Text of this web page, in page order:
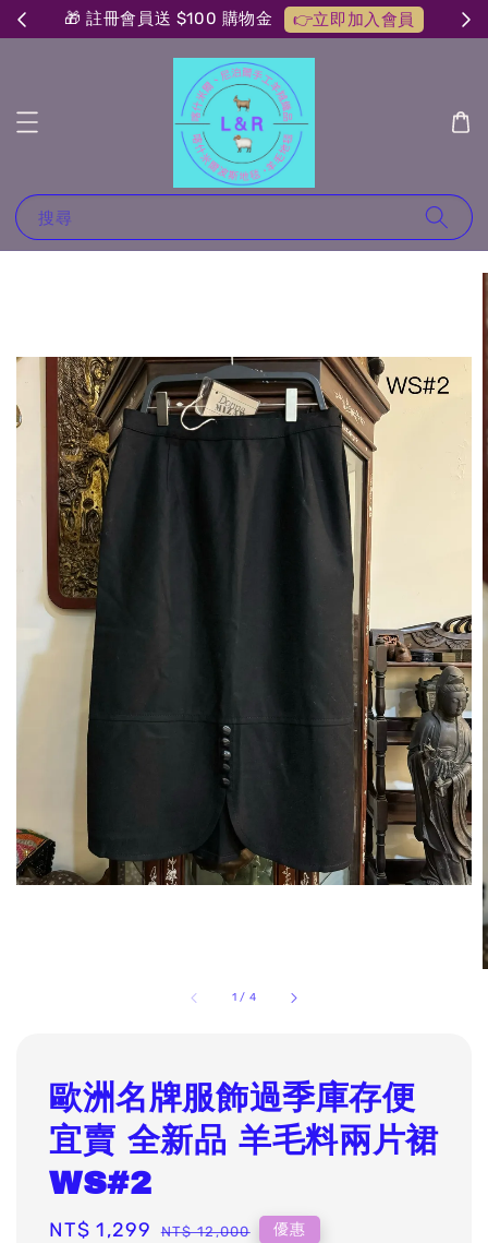
🎁 註冊會員送 $100 購物金 👉立即加入會員
搜尋
1 / 4
歐洲名牌服飾過季庫存便
宜賣 全新品 羊毛料兩片裙
WS#2
Sale
NT$ 1,299 Regular
NT$ 12,000 優惠